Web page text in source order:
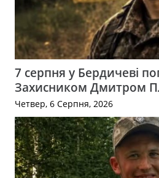
7 серпня у Бердичеві
Захисником Дмитром
Четвер, 6 Серпня, 2026